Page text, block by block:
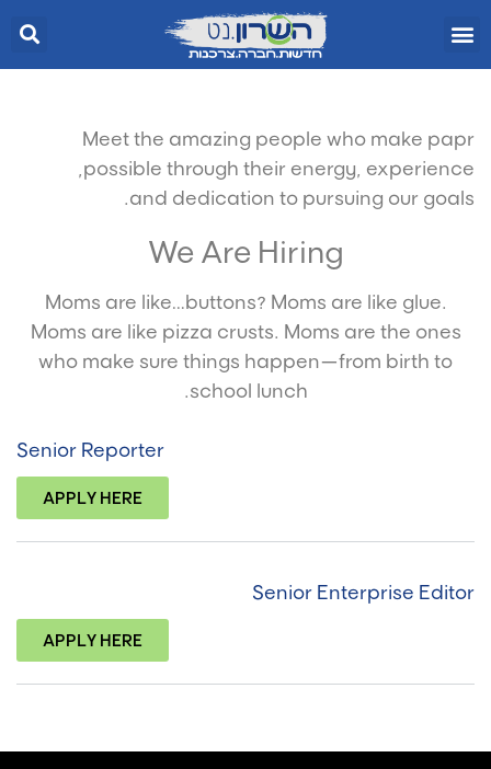
Meet the amazing people who make papr
possible through their energy, experience,
and dedication to pursuing our goals.
We Are Hiring
Moms are like…buttons? Moms are like glue.
Moms are like pizza crusts. Moms are the ones
who make sure things happen—from birth to
school lunch.
Senior Reporter
APPLY HERE
Senior Enterprise Editor
APPLY HERE